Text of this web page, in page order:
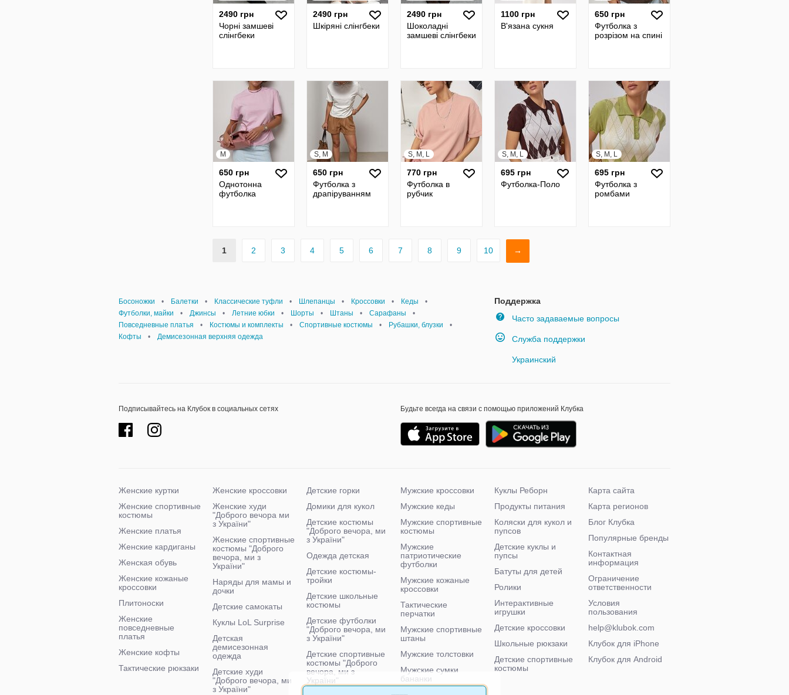
2490 грн
Чорні замшеві
слінгбеки
2490 грн
Шкіряні слінгбеки
2490 грн
Шоколадні
замшеві слінгбеки
1100 грн
В'язана сукня
650 грн
Футболка з
розрізом на спині
M
650 грн
Однотонна
футболка
S, M
650 грн
Футболка з
драпіруванням
S, M, L
770 грн
Футболка в
рубчик
S, M, L
695 грн
Футболка-Поло
S, M, L
695 грн
Футболка з
ромбами
1 2 3 4 5 6 7 8 9 10 →
Поддержка
Часто задаваемые вопросы
Служба поддержки
Украинский
Босоножки • Балетки • Классические туфли • Шлепанцы • Кроссовки • Кеды
•
Футболки, майки
• Джинсы • Летние юбки • Шорты • Штаны • Сарафаны
•
Повседневные платья
• Костюмы и комплекты • Спортивные костюмы • Рубашки, блузки
•
Кофты
• Демисезонная верхняя одежда
Подписывайтесь на Клубок в социальных сетях Будьте всегда на связи с помощью приложений Клубка
Женские куртки
Женские спортивные
костюмы
Женские платья
Женские кардиганы
Женская обувь
Женские кожаные
кроссовки
Плитоноски
Женские
повседневные
платья
Женские кофты
Тактические рюкзаки
Женские кроссовки
Женские худи
"Доброго вечора ми
з України"
Женские спортивные
костюмы "Доброго
вечора, ми з
України"
Наряды для мамы и
дочки
Детские самокаты
Куклы LoL Surprise
Детская
демисезонная
одежда
Детские худи
"Доброго вечора, ми
з України"
Детские горки
Домики для кукол
Детские костюмы
"Доброго вечора, ми
з України"
Одежда детская
Детские костюмы-
тройки
Детские школьные
костюмы
Детские футболки
"Доброго вечора, ми
з України"
Детские спортивные
костюмы "Доброго
вечора, ми з
України"
Мужские кроссовки
Мужские кеды
Мужские спортивные
костюмы
Мужские
патриотические
футболки
Мужские кожаные
кроссовки
Тактические
перчатки
Мужские спортивные
штаны
Мужские толстовки
Мужские сумки
бананки
Куклы Реборн
Продукты питания
Коляски для кукол и
пупсов
Детские куклы и
пупсы
Батуты для детей
Ролики
Интерактивные
игрушки
Детские кроссовки
Школьные рюкзаки
Детские спортивные
костюмы
Карта сайта
Карта регионов
Блог Клубка
Популярные бренды
Контактная
информация
Ограничение
ответственности
Условия
пользования
help@klubok.com
Клубок для iPhone
Клубок для Android